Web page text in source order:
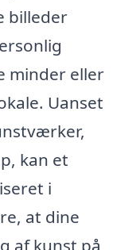
billeder
minder eller
Uanset
kan et
i
at dine
af kunst på